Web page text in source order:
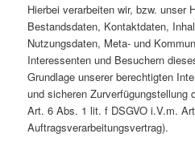
Hierbei verarbeiten wir, bzw. unser
Bestandsdaten, Kontaktdaten,
Nutzungsdaten, Meta- und
Interessenten und Besuchern
Grundlage unserer berechtigten
und sicheren Zurverfügungstellung
Art. 6 Abs. 1 lit. f DSGVO i.V.m.
Auftragsverarbeitungsvertrag).